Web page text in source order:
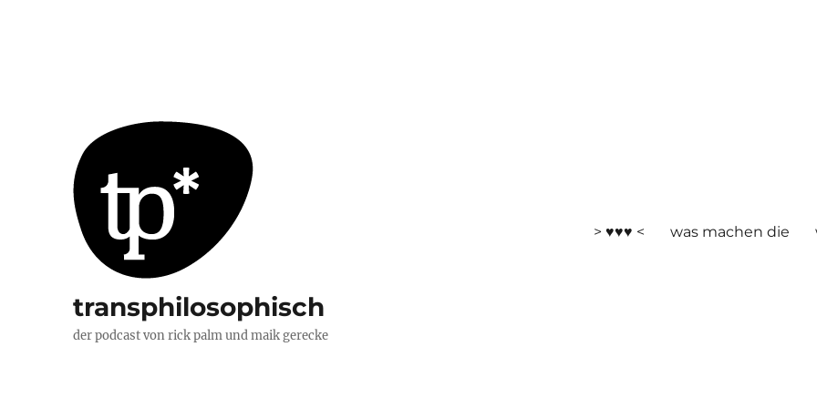
transphilosophisch
der podcast von rick palm und maik gerecke
> ♥♥♥ < was machen die